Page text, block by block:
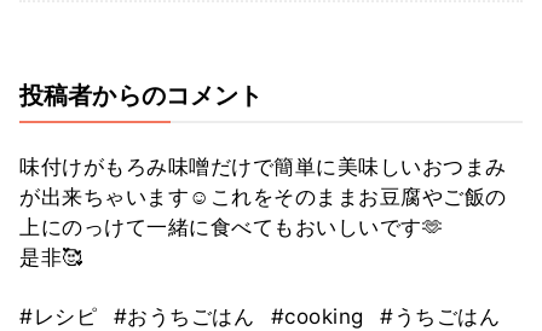
投稿者からのコメント
味付けがもろみ味噌だけで簡単に美味しいおつまみ
が出来ちゃいます☺︎これをそのままお豆腐やご飯の
上にのっけて一緒に食べてもおいしいです🫶
是非🥰
#レシピ #おうちごはん #cooking
#うちごはん